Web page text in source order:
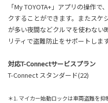
「My TOYOTA+」アプリの操作
クすることができます。またスケ
が多い夜間などクルマを使わない
リティで盗難防止をサポートします
対応T-Connectサービスプラン
T-Connect スタンダード(22)
＊1. マイカー始動ロックは車両盗難を